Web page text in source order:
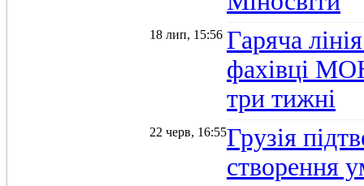
18 лип, 15:56 Гаряча
фахівці
три тижні
22 черв, 16:55Грузія
створення